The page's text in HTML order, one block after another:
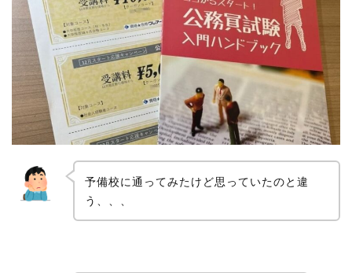
予備校に通ってみたけど思っていたのと違
う、、、